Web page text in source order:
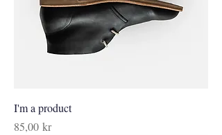
I'm a product
Pris
85,00 kr